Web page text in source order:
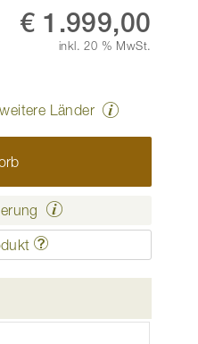
€ 1.999,00
inkl. 20 % MwSt.
Länder